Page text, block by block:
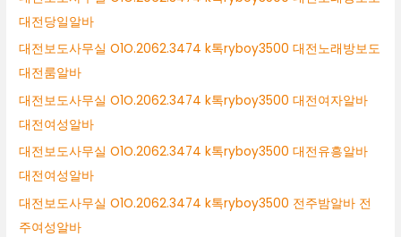
대전당일알바
대전보도사무실 O1O.2062.3474 k톡ryboy3500 대전노래방보도
대전룸알바
대전보도사무실 O1O.2062.3474 k톡ryboy3500 대전여자알바
대전여성알바
대전보도사무실 O1O.2062.3474 k톡ryboy3500 대전유흥알바
대전여성알바
대전보도사무실 O1O.2062.3474 k톡ryboy3500 전주밤알바 전
주여성알바